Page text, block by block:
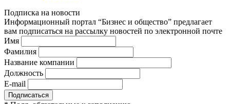
Подписка на новости
Информационный портал “Бизнес и общество” предлагает
вам подписаться на рассылку новостей по электронной почте
Имя
Фамилия
Название компании
Должность
E-mail